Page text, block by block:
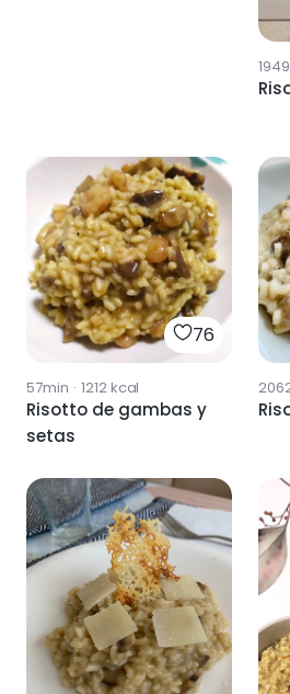
1949
76
57min · 1212kcal
Risotto de gambas y
setas